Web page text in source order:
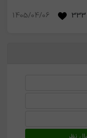
333
1405/04/06